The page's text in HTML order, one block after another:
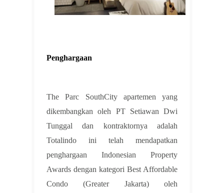
Penghargaan
The Parc SouthCity apartemen yang
dikembangkan oleh PT Setiawan Dwi
Tunggal dan kontraktornya adalah
Totalindo ini telah mendapatkan
penghargaan Indonesian Property
Awards dengan kategori Best Affordable
Condo (Greater Jakarta) oleh